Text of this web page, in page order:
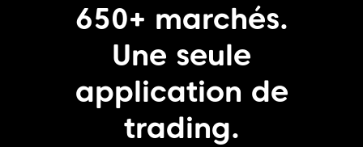
650+ marchés.
Une seule
application de
trading.